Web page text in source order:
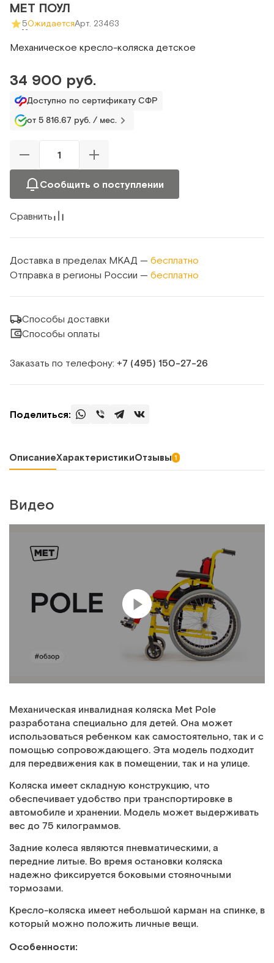
MET ПОУЛ
5ОжидаетсяАрт. 23463
Механическое кресло-коляска детское
34 900 руб.
Доступно по сертификату СФР
от 5 816.67 руб. / мес.
Сообщить о поступлении
Сравнить
Доставка в пределах МКАД — бесплатно
Отправка в регионы России — бесплатно
Способы доставки
Способы оплаты
Заказать по телефону: +7 (495) 150‑27‑26
Поделиться:
ОписаниеХарактеристикиОтзывы 1
Видео
Механическая инвалидная коляска Met Pole
разработана специально для детей. Она может
использоваться ребенком как самостоятельно, так и с
помощью сопровождающего. Эта модель подходит
для передвижения как в помещении, так и на улице.
Коляска имеет складную конструкцию, что
обеспечивает удобство при транспортировке в
автомобиле и хранении. Модель может выдерживать
вес до 75 килограммов.
Задние колеса являются пневматическими, а
передние литые. Во время остановки коляска
надежно фиксируется боковыми стояночными
тормозами.
Кресло-коляска имеет небольшой карман на спинке, в
который можно положить личные вещи.
Особенности: